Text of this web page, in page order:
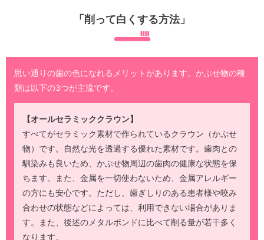
「削って白くする方法」
思い通りの歯の色になれるメリットがあります。かぶせ物の種
類は以下の3つが主流です。
【オールセラミッククラウン】
すべてがセラミック素材で作られているクラウン（かぶせ
物）です。自然な光を透過する優れた素材です。歯肉との
馴染みも良いため、かぶせ物周辺の歯肉の健康な状態を保
ちます。また、金属を一切使わないため、金属アレルギー
の方にも安心です。ただし、歯ぎしりのある患者様や咬み
合わせの状態などによっては、利用できない場合がありま
す。また、後述のメタルボンドに比べて削る量が若干多く
なります。